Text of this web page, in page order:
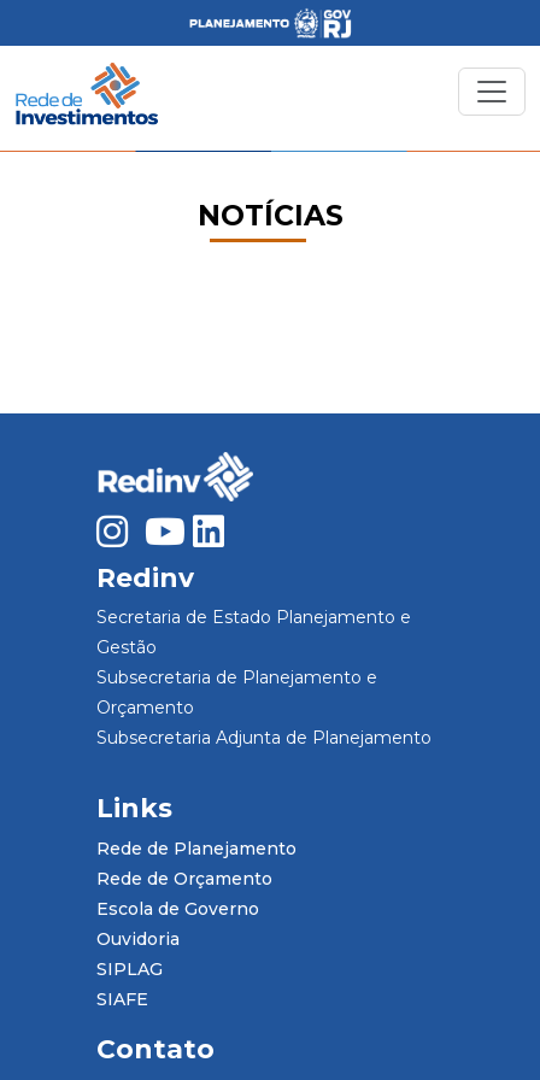
NOTÍCIAS
Redinv
Secretaria de Estado Planejamento e
Gestão
Subsecretaria de Planejamento e
Orçamento
Subsecretaria Adjunta de Planejamento
Links
Rede de Planejamento
Rede de Orçamento
Escola de Governo
Ouvidoria
SIPLAG
SIAFE
Contato